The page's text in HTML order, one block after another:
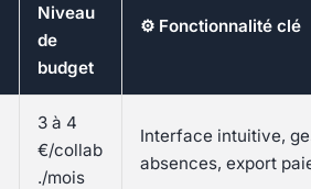
Niveau
de
budget
⚙️ Fonctionnalité clé
3 à 4
€/collab
./mois
Interface intuitive,
absences, export